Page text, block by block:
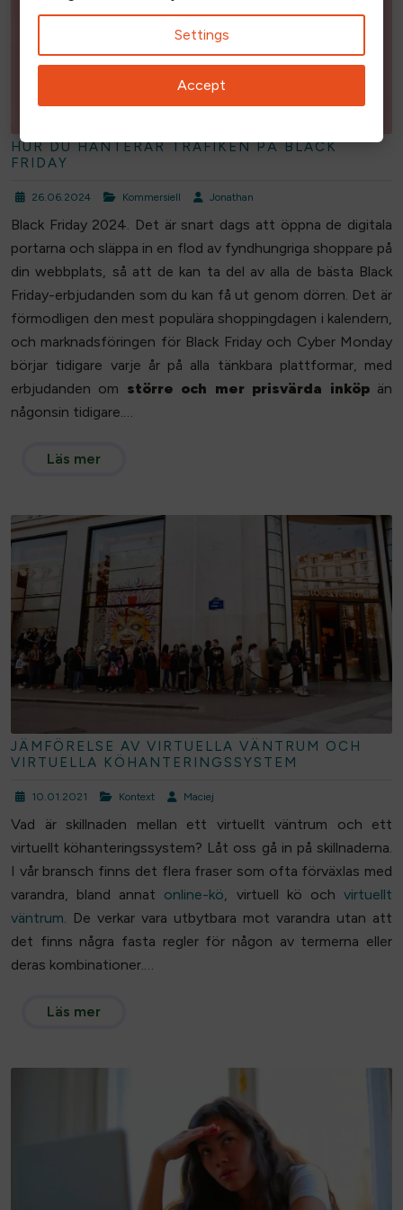
HUR DU HANTERAR TRAFIKEN PÅ BLACK
FRIDAY
26.06.2024 Kommersiell Jonathan
Black Friday 2024. Det är snart dags att öppna de digitala
portarna och släppa in en flod av fyndhungriga shoppare på
din webbplats, så att de kan ta del av alla de bästa Black
Friday-erbjudanden som du kan få ut genom dörren. Det är
förmodligen den mest populära shoppingdagen i kalendern,
och marknadsföringen för Black Friday och Cyber Monday
börjar tidigare varje år på alla tänkbara plattformar, med
erbjudanden om större och mer prisvärda inköpän
någonsin tidigare.…
Läs mer
JÄMFÖRELSE AV VIRTUELLA VÄNTRUM OCH
VIRTUELLA KÖHANTERINGSSYSTEM
10.01.2021 Kontext Maciej
Vad är skillnaden mellan ett virtuellt väntrum och ett
virtuellt köhanteringssystem? Låt oss gå in på skillnaderna.
I vår bransch finns det flera fraser som ofta förväxlas med
varandra, bland annat online-kö, virtuell kö ochvirtuellt
väntrum. De verkar vara utbytbara mot varandra utan att
det finns några fasta regler för någon av termerna eller
deras kombinationer.…
Läs mer
Settings
Accept